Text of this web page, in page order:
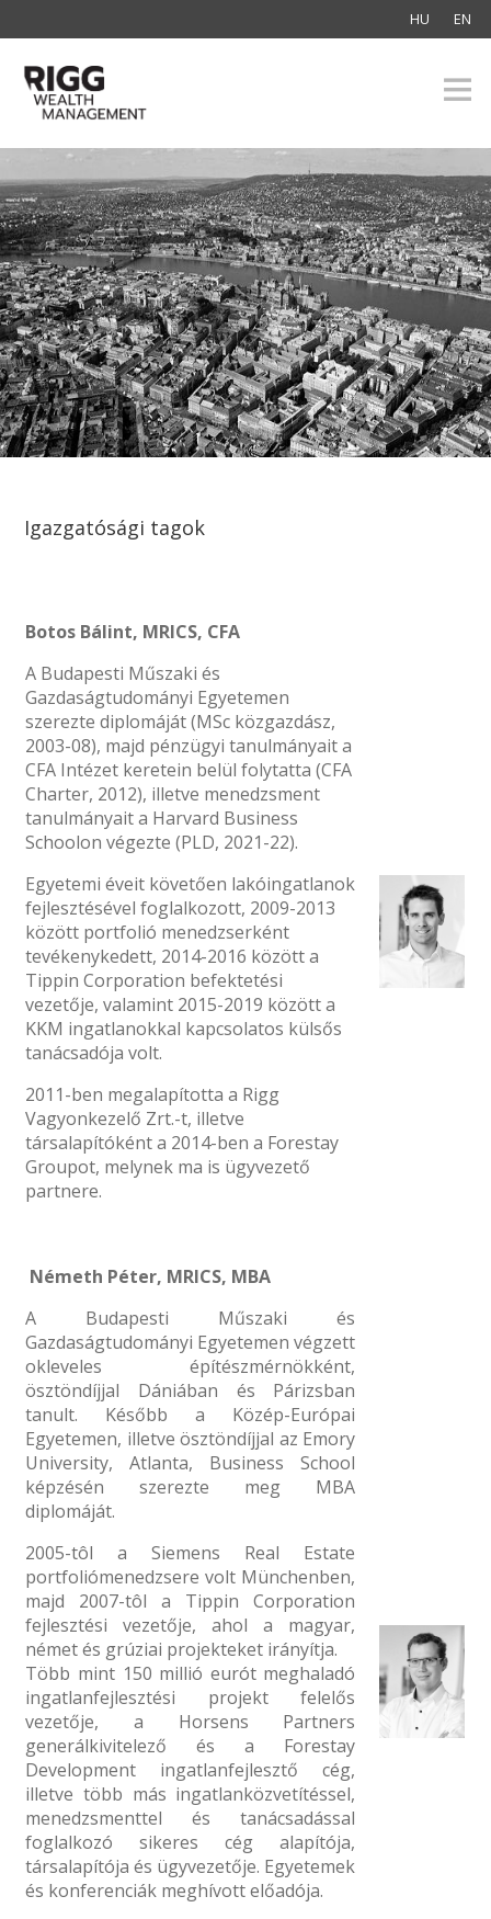
HU EN
Igazgatósági tagok
Botos Bálint, MRICS, CFA
A Budapesti Műszaki és
Gazdaságtudományi Egyetemen
szerezte diplomáját (MSc közgazdász,
2003-08), majd pénzügyi tanulmányait a
CFA Intézet keretein belül folytatta (CFA
Charter, 2012), illetve menedzsment
tanulmányait a Harvard Business
Schoolon végezte (PLD, 2021-22).
Egyetemi éveit követően lakóingatlanok
fejlesztésével foglalkozott, 2009-2013
között portfolió menedzserként
tevékenykedett, 2014-2016 között a
Tippin Corporation befektetési
vezetője, valamint 2015-2019 között a
KKM ingatlanokkal kapcsolatos külsős
tanácsadója volt.
2011-ben megalapította a Rigg
Vagyonkezelő Zrt.-t, illetve
társalapítóként a 2014-ben a Forestay
Groupot, melynek ma is ügyvezető
partnere.
Németh Péter, MRICS, MBA
A Budapesti Műszaki és
Gazdaságtudományi Egyetemen végzett
okleveles építészmérnökként,
ösztöndíjjal Dániában és Párizsban
tanult. Később a Közép-Európai
Egyetemen, illetve ösztöndíjjal az Emory
University, Atlanta, Business School
képzésén szerezte meg MBA
diplomáját.
2005-tôl a Siemens Real Estate
portfoliómenedzsere volt Münchenben,
majd 2007-tôl a Tippin Corporation
fejlesztési vezetője, ahol a magyar,
német és grúziai projekteket irányítja.
Több mint 150 millió eurót meghaladó
ingatlanfejlesztési projekt felelős
vezetője, a Horsens Partners
generálkivitelező és a Forestay
Development ingatlanfejlesztő cég,
illetve több más ingatlanközvetítéssel,
menedzsmenttel és tanácsadással
foglalkozó sikeres cég alapítója,
társalapítója és ügyvezetője. Egyetemek
és konferenciák meghívott előadója.